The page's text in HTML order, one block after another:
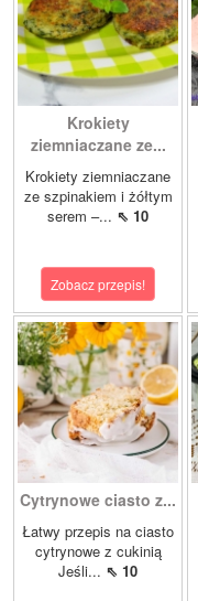
Krokiety
ziemniaczane ze...
Krokiety ziemniaczane
ze szpinakiem i żółtym
serem –... ⇖ 10
Zobacz przepis!
Cytrynowe ciasto z...
Łatwy przepis na ciasto
cytrynowe z cukinią
Jeśli... ⇖ 10